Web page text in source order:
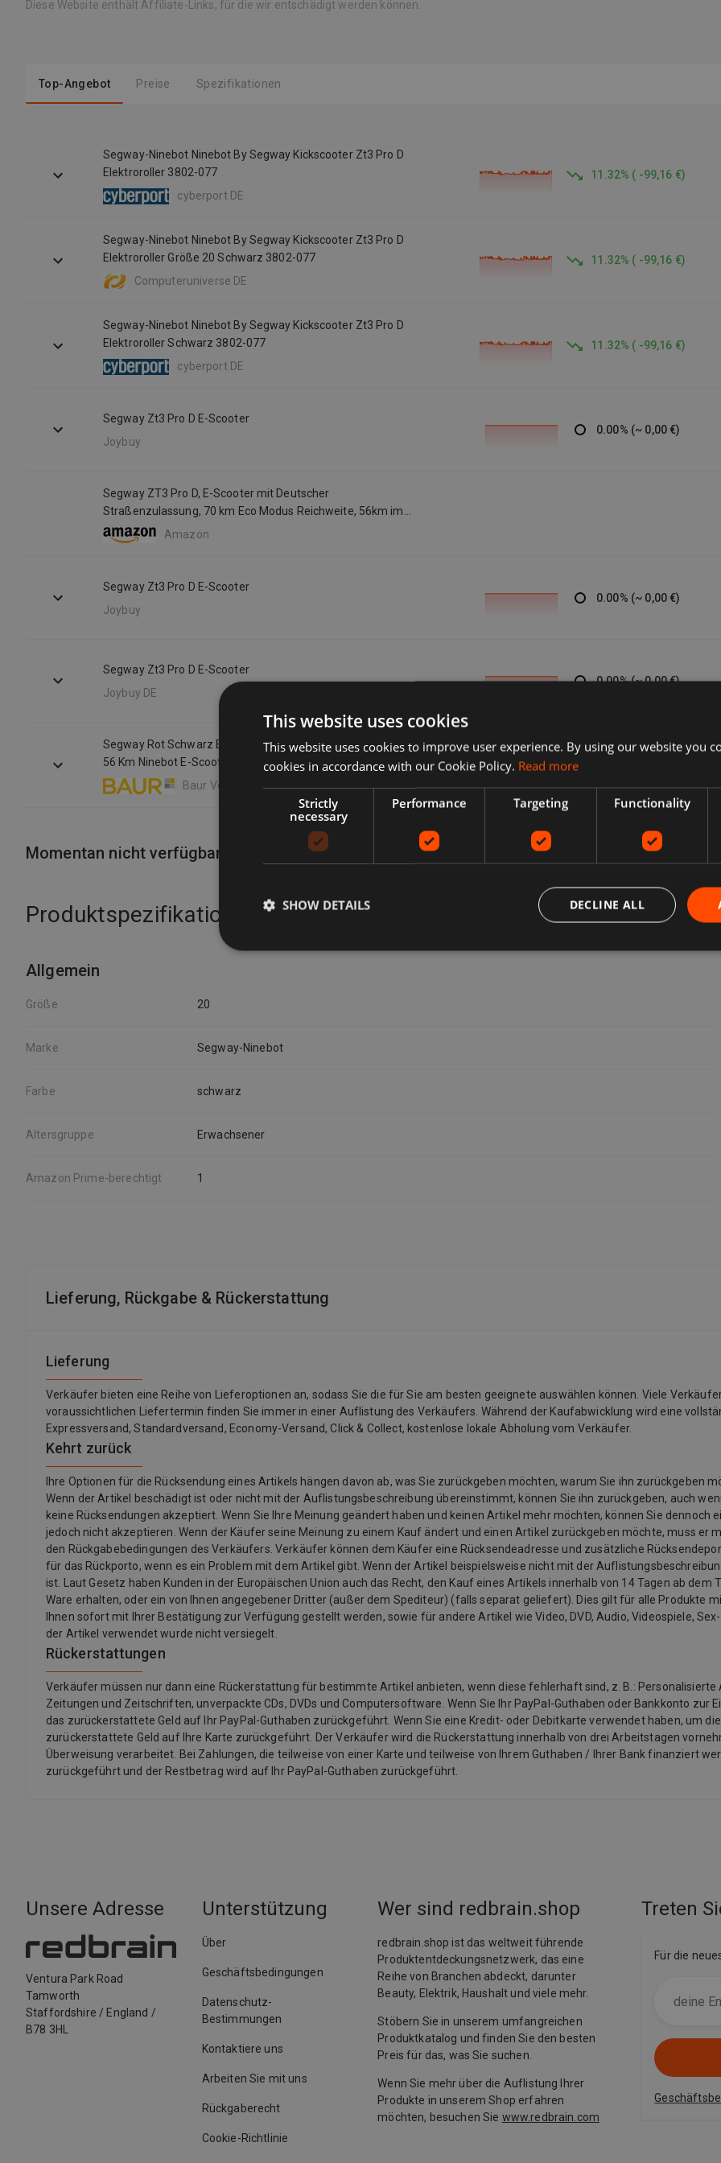
Charakter】 Dank der doppelten Vorder- und
Diese Website enthält Affiliate-Links, für die wir entschädigt werden können.
Top-Angebot Preise Spezifikationen
Segway-Ninebot Ninebot By Segway Kickscooter Zt3 Pro D
Elektroroller 3802-077
cyberport DE
11.32% ( -99,16 €)
Segway-Ninebot Ninebot By Segway Kickscooter Zt3 Pro D
Elektroroller Größe 20 Schwarz 3802-077
Computeruniverse DE
11.32% ( -99,16 €)
Segway-Ninebot Ninebot By Segway Kickscooter Zt3 Pro D
Elektroroller Schwarz 3802-077
cyberport DE
11.32% ( -99,16 €)
Segway Zt3 Pro D E-Scooter
Joybuy
0.00% (~ 0,00 €)
Segway ZT3 Pro D, E-Scooter mit Deutscher
Straßenzulassung, 70 km Eco Modus Reichweite, 56km im
Sport Modus, Vollfederung, 120 kg Tragkraft, 25% Steigung,
Offroad-Reifen, Apple Find My, wasserfest
Amazon
Segway Zt3 Pro D E-Scooter
Joybuy
0.00% (~ 0,00 €)
Segway Zt3 Pro D E-Scooter
Joybuy DE
0.00%(~0,00 €)
Segway Rot Schwarz E-Scooter "Segway Zt3 Pro D" 20 Km/H
56 Km Ninebot E-Scooter Mit Straßenzulassung Bis Zu 70 Km
Reichweite von BaurBaur Versand DE
Momentan nicht verfügbar
Produktspezifikationen
Allgemein
Größe 20
Marke Segway-Ninebot
Farbe schwarz
Altersgruppe Erwachsener
Amazon Prime-berechtigt 1
Lieferung, Rückgabe & Rückerstattung
Lieferung
Verkäufer bieten eine Reihe von Lieferoptionen an, sodass Sie die für Sie am besten geeignete auswählen können. Viele
voraussichtlichen Liefertermin finden Sie immer in einer Auflistung des Verkäufers. Während der Kaufabwicklung wird eine
Expressversand, Standardversand, Economy-Versand, Click & Collect, kostenlose lokale Abholung vom Verkäufer.
Kehrt zurück
Ihre Optionen für die Rücksendung eines Artikels hängen davon ab, was Sie zurückgeben möchten, warum Sie ihn zurückgeben
Wenn der Artikel beschädigt ist oder nicht mit der Auflistungsbeschreibung übereinstimmt, können Sie ihn zurückgeben, auch
keine Rücksendungen akzeptiert. Wenn Sie Ihre Meinung geändert haben und keinen Artikel mehr möchten, können Sie dennoch
jedoch nicht akzeptieren. Wenn der Käufer seine Meinung zu einem Kauf ändert und einen Artikel zurückgeben möchte, muss er
den Rückgabebedingungen des Verkäufers. Verkäufer können dem Käufer eine Rücksendeadresse und zusätzliche
für das Rückporto, wenn es ein Problem mit dem Artikel gibt. Wenn der Artikel beispielsweise nicht mit der
ist. Laut Gesetz haben Kunden in der Europäischen Union auch das Recht, den Kauf eines Artikels innerhalb von 14 Tagen ab
Ware erhalten, oder ein von Ihnen angegebener Dritter (außer dem Spediteur) (falls separat geliefert). Dies gilt für alle Produkte
Ihnen sofort mit Ihrer Bestätigung zur Verfügung gestellt werden, sowie für andere Artikel wie Video, DVD, Audio, Videospiele,
der Artikel verwendet wurde nicht versiegelt.
Rückerstattungen
Verkäufer müssen nur dann eine Rückerstattung für bestimmte Artikel anbieten, wenn diese fehlerhaft sind, z. B.:
Zeitungen und Zeitschriften, unverpackte CDs, DVDs und Computersoftware. Wenn Sie Ihr PayPal-Guthaben oder Bankkonto zur
das zurückerstattete Geld auf Ihr PayPal-Guthaben zurückgeführt. Wenn Sie eine Kredit- oder Debitkarte verwendet haben, um
zurückerstattete Geld auf Ihre Karte zurückgeführt. Der Verkäufer wird die Rückerstattung innerhalb von drei Arbeitstagen
Überweisung verarbeitet. Bei Zahlungen, die teilweise von einer Karte und teilweise von Ihrem Guthaben / Ihrer Bank finanziert
zurückgeführt und der Restbetrag wird auf Ihr PayPal-Guthaben zurückgeführt.
Unsere Adresse
Ventura Park Road
Tamworth
Staffordshire / England /
B78 3HL
Unterstützung
Über
Geschäftsbedingungen
Datenschutz-
Bestimmungen
Kontaktiere uns
Arbeiten Sie mit uns
Rückgaberecht
Cookie-Richtlinie
Wer sind redbrain.shop
redbrain.shop ist das weltweit führende
Produktentdeckungsnetzwerk, das eine
Reihe von Branchen abdeckt, darunter
Beauty, Elektrik, Haushalt und viele mehr.
Stöbern Sie in unserem umfangreichen
Produktkatalog und finden Sie den besten
Preis für das, was Sie suchen.
Wenn Sie mehr über die Auflistung Ihrer
Produkte in unserem Shop erfahren
möchten, besuchen Sie www.redbrain.com
Treten
Für die
This website uses cookies
This website uses cookies to improve user experience. By using our website you
cookies in accordance with our Cookie Policy. Read more
Strictly
necessary
Performance Targeting Functionality
DECLINE ALL
SHOW DETAILS